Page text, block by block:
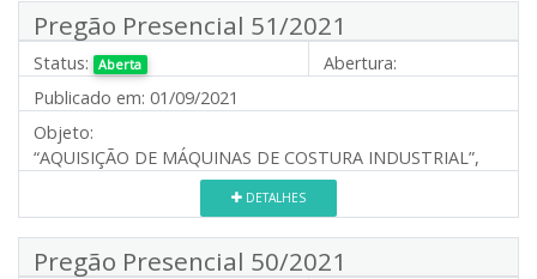
Pregão Presencial 51/2021
Status: Aberta
Abertura:
Publicado em: 01/09/2021
Objeto:
“AQUISIÇÃO DE MÁQUINAS DE COSTURA INDUSTRIAL”,
DETALHES
Pregão Presencial 50/2021